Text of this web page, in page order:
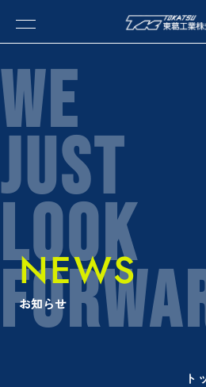
WE
JUST
LOOK
NEWS
お知らせ
ト